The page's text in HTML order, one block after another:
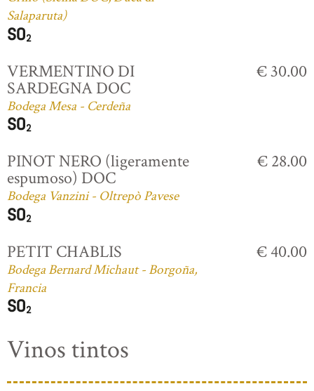
Salaparuta)
VERMENTINO DI
SARDEGNA DOC
Bodega Mesa - Cerdeña
€ 30.00
PINOT NERO (ligeramente
espumoso) DOC
Bodega Vanzini - Oltrepò Pavese
€ 28.00
PETIT CHABLIS
Bodega Bernard Michaut - Borgoña,
Francia
€ 40.00
Vinos tintos